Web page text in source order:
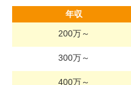
年収
200万～
300万～
400万～